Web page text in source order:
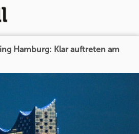
Hamburg: Klar auftreten am